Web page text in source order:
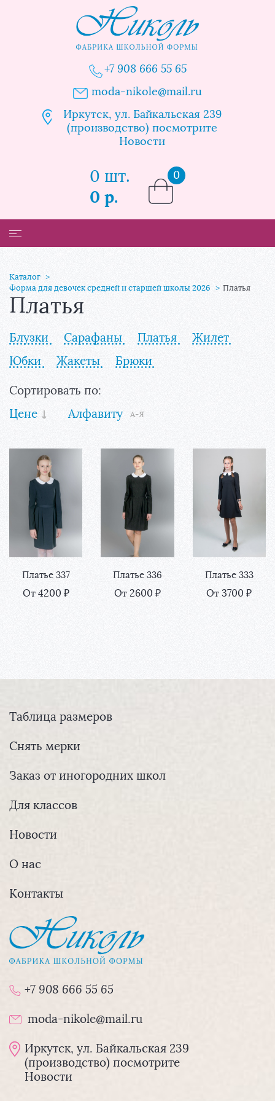
+7 908 666 55 65
moda-nikole@mail.ru
Иркутск, ул. Байкальская 239
(производство) посмотрите
Новости
0 шт.
0 р.
0
Таблица размеров
Снять мерки
Заказ от иногородних школ
Новости
О нас
Контакты
Фабрика школьной
Каталог
Форма для девочек средней и старшей школы 2026
Платья
Платья
Блузки Сарафаны Платья
Жилет
Юбки
Жакеты Брюки
Сортировать по:
Цене
Алфавиту
Платье 337
От 4200 ₽
Платье 336
От 2600 ₽
Платье 333
От 3700 ₽
Таблица размеров
Снять мерки
Заказ от иногородних школ
Для классов
Новости
О нас
Контакты
+7 908 666 55 65
moda-nikole@mail.ru
Иркутск, ул. Байкальская 239
(производство) посмотрите
Новости